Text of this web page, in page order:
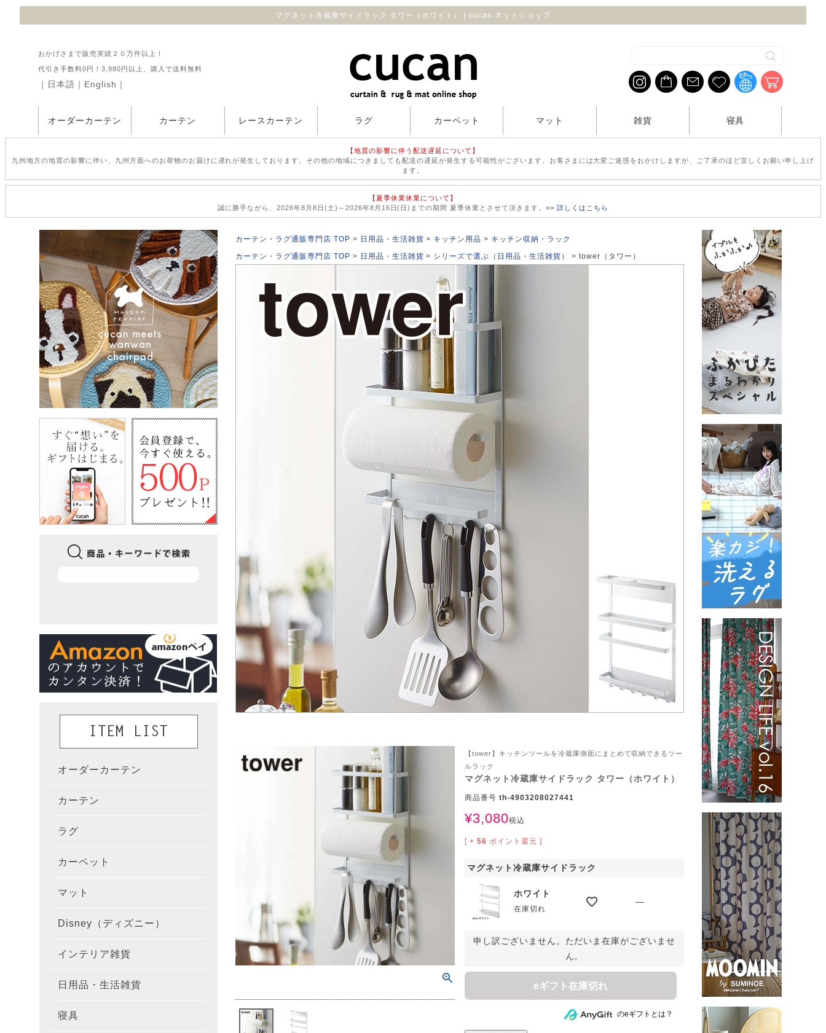
マグネット冷蔵庫サイドラック タワー（ホワイト） | cucan ネットショップ
おかげさまで販売実績２０万件以上！
代引き手数料0円！3,980円以上、購入で送料無料
｜ 日本語 ｜ English ｜
オーダーカーテン カーテン レースカーテン ラグ カーペット マット 雑貨 寝具
【地震の影響に伴う配送遅延について】
九州地方の地震の影響に伴い、九州方面へのお荷物のお届けに遅れが発生しております。その他の地域につきましても配送の遅延が発生する可能性がございます。お客さまには大変ご迷惑をおかけしますが、ご了承のほど宜しくお願い申し上げ
ます。
【夏季休業休業について】
誠に勝手ながら、2026年8月8日(土)～2026年8月16日(日)までの期間 夏季休業とさせて頂きます。>> 詳しくはこちら
オーダーカーテン かんたん！オーダー注文へ
カーテンサイズの測り方
カーテン
100×178cm（遮光カーテン）
100×200cm（遮光カーテン）
100×135cm（厚地カーテン）
100×178cm（厚地カーテン）
100×200cm（厚地カーテン）
100×133cm(レースカーテン)
100×176cm(レースカーテン)
100×198cm(レースカーテン)
カーテンを機能で選ぶ
1級遮光カーテン
防炎カーテン
遮熱レースカーテン
カーテンをテイストで選ぶ
花・植物柄(厚地カーテン)
無地・無地調(厚地カーテン)
colne
カーテンデザイン一覧
ラグ
200×200cm程度
200×250cm程度
100×100cm（円形）
床暖房/ホットカーペット対応
防炎ラグ
防ダニラグ
消臭ラグ
ラグの選び方講座
ラグのお手入れ方法
カーペット カーペットをサイズで選ぶ
176×176cm（江戸間2畳）
176×261cm（江戸間3畳）
261×261cm（江戸間4.5畳）
261×352cm（江戸間6畳）
191×191cm（本間2畳）
カーペットのサイズの選び方
カーペットの選び方講座
カーペットデザイン一覧
マット
約50×80cm
約55×85cm
約70×120cm
キッチンマット
約45×60cm
約45×120cm
約45×240cm
マットを機能で選ぶ
洗えるマット
マットデザイン一覧
Disney（ディズニー） オーダーカーテン
カーテン
マット
インテリア雑貨 クッションカバー
トイレタリー
日用品・生活雑貨
キッチン小物
寝具 布団カバー
カーテン・ラグ通販専門店 TOP 日用品・生活雑貨 キッチン用品
キッチン収納・ラック
カーテン・ラグ通販専門店 TOP
日用品・生活雑貨 シリーズで選ぶ（日用品・生活雑貨） tower（タワー）
【tower】キッチンツールを冷蔵庫側面にまとめて収納できるツー
ルラック
マグネット冷蔵庫サイドラック タワー（ホワイト）
商品番号 th-4903208027441
¥3,080税込
[ + 56 ポイント還元 ]
マグネット冷蔵庫サイドラック
ホワイト
在庫切れ
—
申し訳ございません。ただいま在庫がございませ
ん。
eギフト在庫切れ
のeギフトとは？